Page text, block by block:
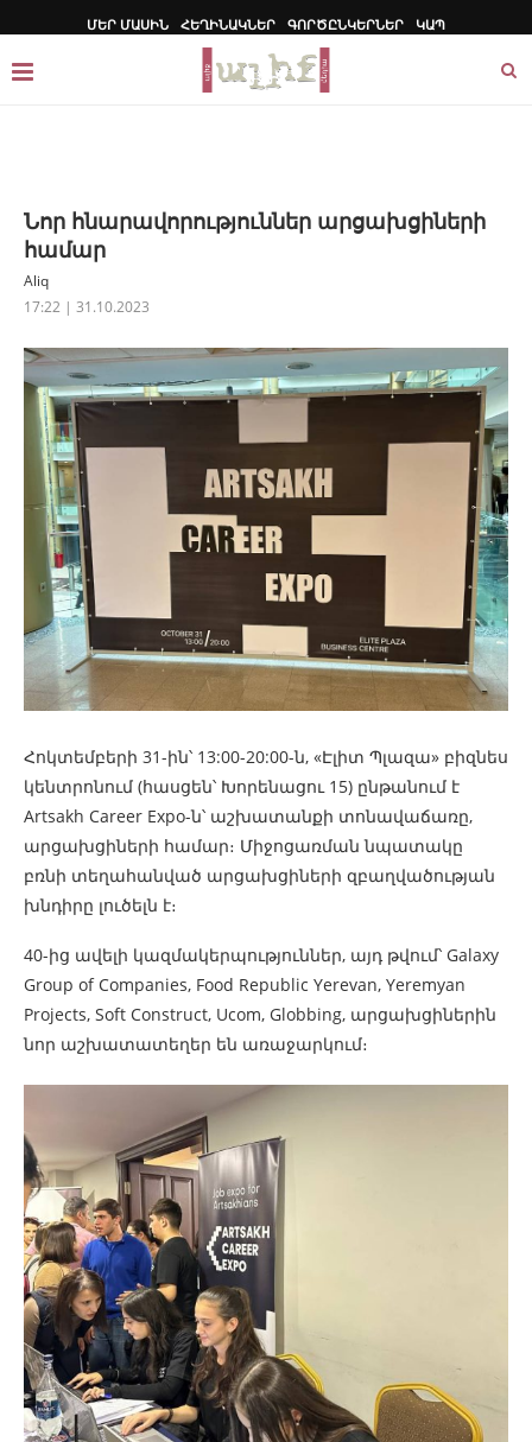
ՄԵՐ ՄԱՍԻՆ ՀԵՂԻՆԱԿՆԵՐ ԳՈՐԾԸՆԿԵՐՆԵՐ ԿԱՊ
Նոր հնարավորություններ արցախցիների
համար
Aliq
17:22 | 31.10.2023
Հոկտեմբերի 31-ին՝ 13:00-20:00-ն, «Էլիտ Պլազա» բիզնես
կենտրոնում (հասցեն՝ Խորենացու 15) ընթանում է
Artsakh Career Expo-ն՝ աշխատանքի տոնավաճառը,
արցախցիների համար։ Միջոցառման նպատակը
բռնի տեղահանված արցախցիների զբաղվածության
խնդիրը լուծելն է։
40-ից ավելի կազմակերպություններ, այդ թվում՝ Galaxy
Group of Companies, Food Republic Yerevan, Yeremyan
Projects, Soft Construct, Ucom, Globbing, արցախցիներին
նոր աշխատատեղեր են առաջարկում։